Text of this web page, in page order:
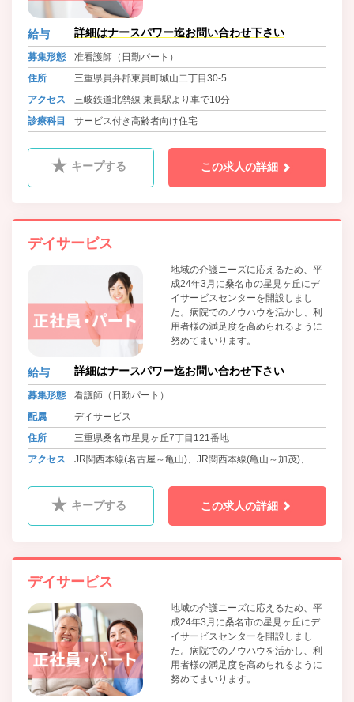
給与 詳細はナースパワー迄お問い合わせ下さい
募集形態
准看護師（日勤パート）
住所
三重県員弁郡東員町城山二丁目30-5
アクセス
三岐鉄道北勢線 東員駅より車で10分
診療科目
サービス付き高齢者向け住宅
キープする この求人の詳細
デイサービス
地域の介護ニーズに応えるため、平
成24年3月に桑名市の星見ヶ丘にデ
イサービスセンターを開設しまし
た。病院でのノウハウを活かし、利
用者様の満足度を高められるように
努めてまいります。
給与 詳細はナースパワー迄お問い合わせ下さい
募集形態
看護師（日勤パート）
配属
デイサービス
住所
三重県桑名市星見ヶ丘7丁目121番地
アクセス
JR関西本線(名古屋～亀山)、JR関西本線(亀山～加茂)、近
三岐鉄道北勢線 星川駅 徒歩15分
キープする この求人の詳細
デイサービス
地域の介護ニーズに応えるため、平
成24年3月に桑名市の星見ヶ丘にデ
イサービスセンターを開設しまし
た。病院でのノウハウを活かし、利
用者様の満足度を高められるように
努めてまいります。